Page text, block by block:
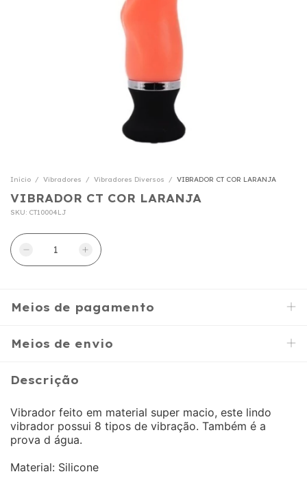
Início / Vibradores / Vibradores Diversos / VIBRADOR CT COR LARANJA
VIBRADOR CT COR LARANJA
SKU: CT10004LJ
Meios de pagamento
Meios de envio
Descrição
Vibrador feito em material super macio, este lindo
vibrador possui 8 tipos de vibração. Também é a
prova d água.
Material: Silicone